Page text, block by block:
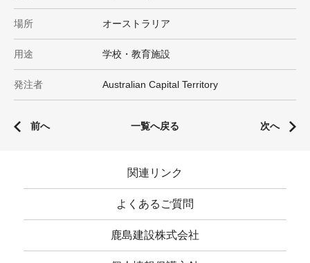
場所 オーストラリア
用途 学校・教育施設
発注者 Australian Capital Territory
前へ 一覧へ戻る 次へ
関連リンク
よくあるご質問
鹿島建設株式会社